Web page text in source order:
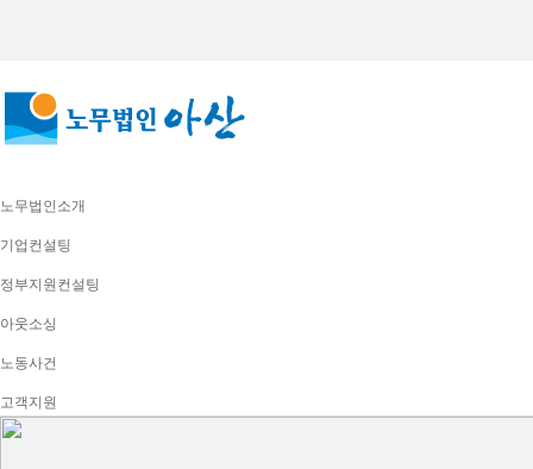
노무법인소개
기업컨설팅
정부지원컨설팅
아웃소싱
노동사건
고객지원